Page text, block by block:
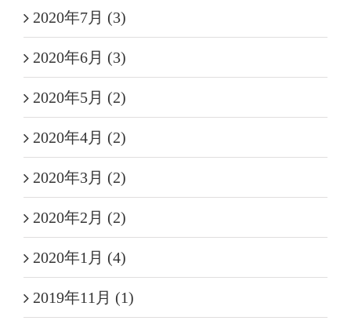
2020年7月 (3)
2020年6月 (3)
2020年5月 (2)
2020年4月 (2)
2020年3月 (2)
2020年2月 (2)
2020年1月 (4)
2019年11月 (1)